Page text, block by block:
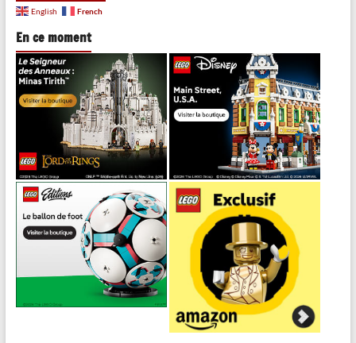
English French
En ce moment